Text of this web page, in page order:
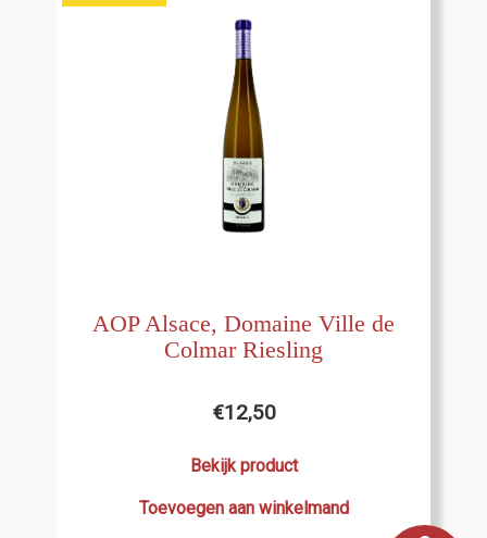
AOP Alsace, Domaine Ville de
Colmar Riesling
€12,50
Bekijk product
Toevoegen aan winkelmand